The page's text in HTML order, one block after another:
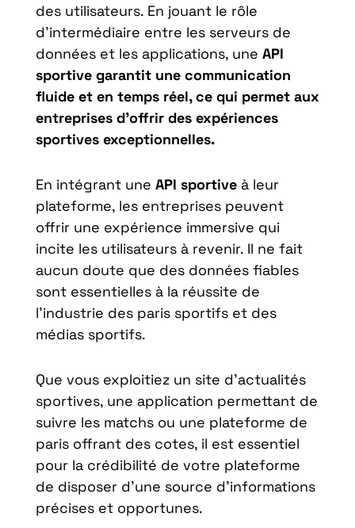
des utilisateurs. En jouant le rôle
d’intermédiaire entre les serveurs de
données et les applications, une API
sportive garantit une communication
fluide et en temps réel, ce qui permet aux
entreprises d’offrir des expériences
sportives exceptionnelles.
En intégrant une API sportiveà leur
plateforme, les entreprises peuvent
offrir une expérience immersive qui
incite les utilisateurs à revenir. Il ne fait
aucun doute que des données fiables
sont essentielles à la réussite de
l’industrie des paris sportifs et des
médias sportifs.
Que vous exploitiez un site d’actualités
sportives, une application permettant de
suivre les matchs ou une plateforme de
paris offrant des cotes, il est essentiel
pour la crédibilité de votre plateforme
de disposer d’une source d’informations
précises et opportunes.